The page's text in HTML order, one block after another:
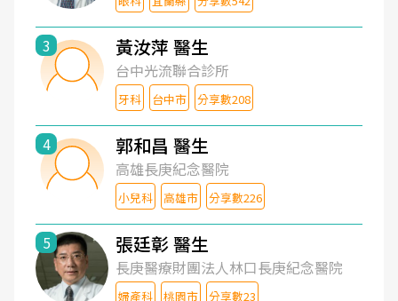
3 黃汝萍 醫生
台中光流聯合診所
牙科 台中市 分享數208
4 郭和昌 醫生
高雄長庚紀念醫院
小兒科 高雄市 分享數226
5 張廷彰 醫生
長庚醫療財團法人林口長庚紀念醫院
婦產科 桃園市 分享數23